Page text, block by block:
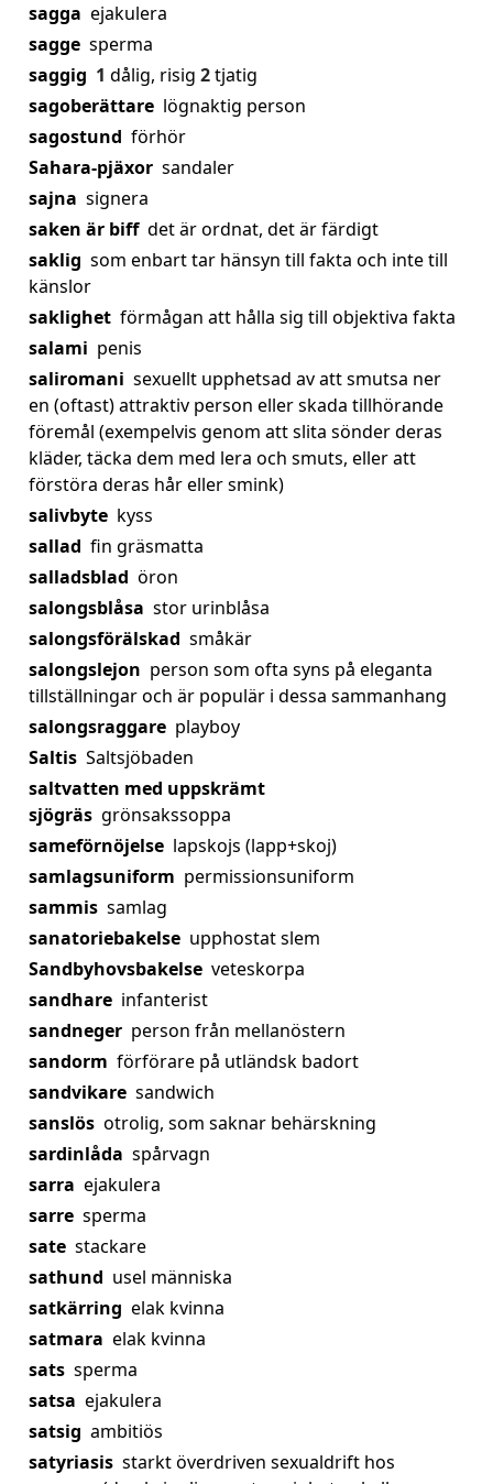
sagga ejakulera
sagge sperma
saggig 1 dålig, risig 2tjatig
sagoberättare lögnaktig person
sagostund förhör
Sahara-pjäxor sandaler
sajna signera
saken är biff det är ordnat, det är färdigt
saklig som enbart tar hänsyn till fakta och inte till
känslor
saklighet förmågan att hålla sig till objektiva fakta
salami penis
saliromani sexuellt upphetsad av att smutsa ner
en (oftast) attraktiv person eller skada tillhörande
föremål (exempelvis genom att slita sönder deras
kläder, täcka dem med lera och smuts, eller att
förstöra deras hår eller smink)
salivbyte kyss
sallad fin gräsmatta
salladsblad öron
salongsblåsa stor urinblåsa
salongsförälskad småkär
salongslejon person som ofta syns på eleganta
tillställningar och är populär i dessa sammanhang
salongsraggare playboy
Saltis Saltsjöbaden
saltvatten med uppskrämt
sjögräs grönsakssoppa
sameförnöjelse lapskojs (lapp+skoj)
samlagsuniform permissionsuniform
sammis samlag
sanatoriebakelse upphostat slem
Sandbyhovsbakelse veteskorpa
sandhare infanterist
sandneger person från mellanöstern
sandorm förförare på utländsk badort
sandvikare sandwich
sanslös otrolig, som saknar behärskning
sardinlåda spårvagn
sarra ejakulera
sarre sperma
sate stackare
sathund usel människa
satkärring elak kvinna
satmara elak kvinna
sats sperma
satsa ejakulera
satsig ambitiös
satyriasis starkt överdriven sexualdrift hos